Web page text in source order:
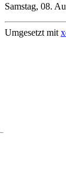
Samstag, 08.
Umgesetzt mit